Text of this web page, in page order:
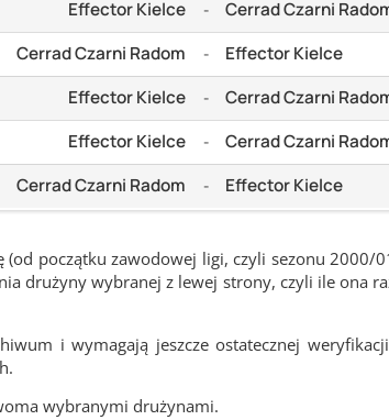
Effector Kielce - Cerrad Czarni
Cerrad Czarni Radom - Effector Kielce
Effector Kielce - Cerrad Czarni
Effector Kielce - Cerrad Czarni
Cerrad Czarni Radom - Effector Kielce
początku zawodowej ligi, czyli sezonu 2000/
drużyny wybranej z lewej strony, czyli ile ona
i wymagają jeszcze ostatecznej
wybranymi drużynami.